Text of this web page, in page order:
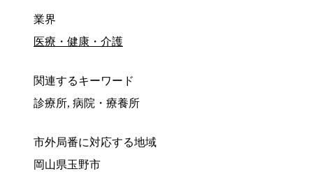
業界
医療・健康・介護
関連するキーワード
診療所, 病院・療養所
市外局番に対応する地域
岡山県玉野市